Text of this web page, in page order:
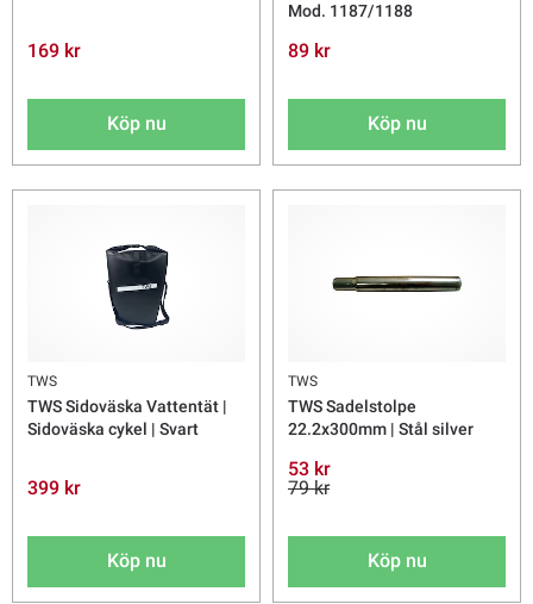
169 kr
Köp nu
Mod. 1187/1188
89 kr
Köp nu
TWS
TWS Sidoväska Vattentät |
Sidoväska cykel | Svart
399 kr
Köp nu
TWS
TWS Sadelstolpe
22.2x300mm | Stål silver
53 kr
79 kr
Köp nu